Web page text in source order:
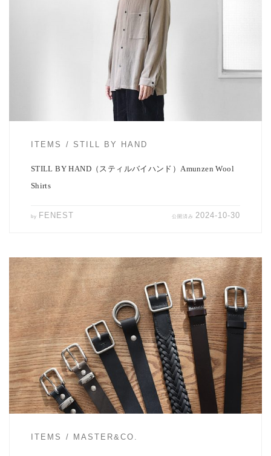
日に日に陽が落ちるのが早くなってきていますね。 帰りの時間帯は
グッと冷え込みアウター無 […]
ITEMS STILL BY HAND
STILL BY HAND（スティルバイハンド）Amunzen Wool
Shirts
by FENEST 公開済み2024-10-30
MASTER&Co.より各種レザーベルトが届きました。 新作から定番
まで様々な […]
ITEMS MASTER&CO.